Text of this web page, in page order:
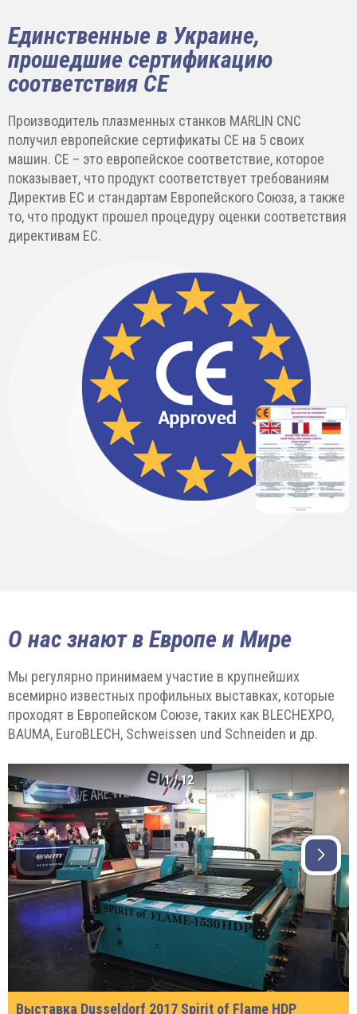
Единственные в Украине,
прошедшие сертификацию
соответствия CE
Производитель плазменных станков MARLIN CNC
получил европейские сертификаты CE на 5 своих
машин. CE – это европейское соответствие, которое
показывает, что продукт соответствует требованиям
Директив ЕС и стандартам Европейского Союза, а также
то, что продукт прошел процедуру оценки соответствия
директивам ЕС.
О нас знают в Европе и Мире
Мы регулярно принимаем участие в крупнейших
всемирно известных профильных выставках, которые
проходят в Европейском Союзе, таких как BLECHEXPO,
BAUMA, EuroBLECH, Schweissen und Schneiden и др.
Выставка Dusseldorf 2017 Spirit of Flame HDP
1/12